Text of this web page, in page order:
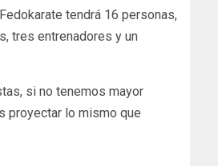
tendrá 16 personas,
tres entrenadores y un
si no tenemos mayor
proyectar lo mismo que